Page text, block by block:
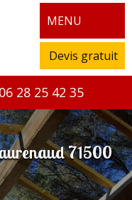
MENU
Devis gratuit
06 28 25 42 35
71500